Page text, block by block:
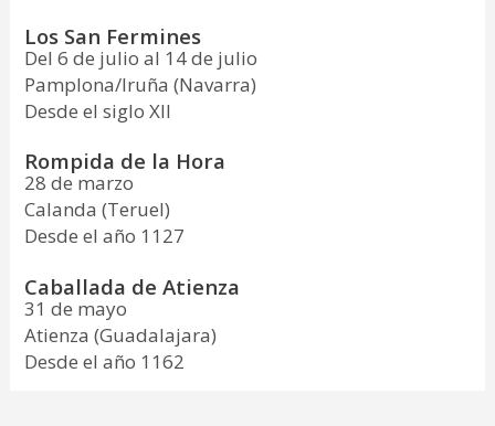
Los San Fermines
Del 6 de julio al 14 de julio
Pamplona/Iruña (Navarra)
Desde el siglo XII
Rompida de la Hora
28 de marzo
Calanda (Teruel)
Desde el año 1127
Caballada de Atienza
31 de mayo
Atienza (Guadalajara)
Desde el año 1162